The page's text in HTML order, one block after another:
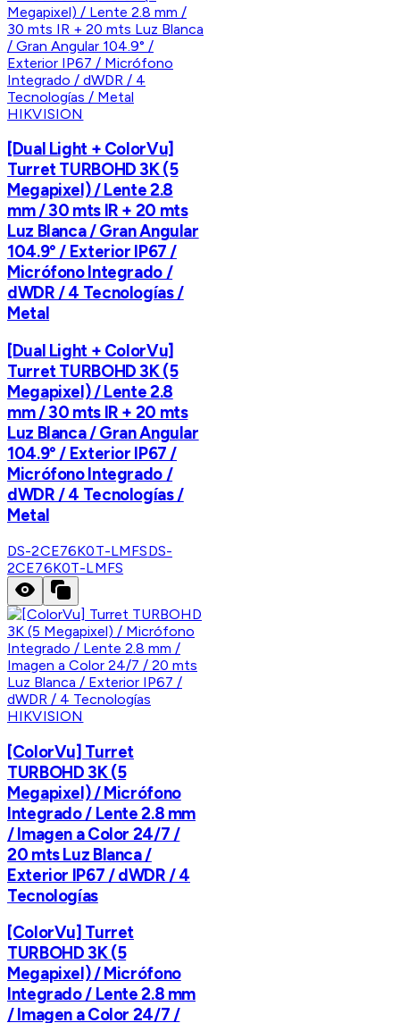
HIKVISION
[Dual Light + ColorVu]
Turret TURBOHD 3K (5
Megapixel) / Lente 2.8
mm / 30 mts IR + 20 mts
Luz Blanca / Gran Angular
104.9° / Exterior IP67 /
Micrófono Integrado /
dWDR / 4 Tecnologías /
Metal
[Dual Light + ColorVu]
Turret TURBOHD 3K (5
Megapixel) / Lente 2.8
mm / 30 mts IR + 20 mts
Luz Blanca / Gran Angular
104.9° / Exterior IP67 /
Micrófono Integrado /
dWDR / 4 Tecnologías /
Metal
DS-2CE76K0T-LMFSDS-
2CE76K0T-LMFS
HIKVISION
[ColorVu] Turret
TURBOHD 3K (5
Megapixel) / Micrófono
Integrado / Lente 2.8 mm
/ Imagen a Color 24/7 /
20 mts Luz Blanca /
Exterior IP67 / dWDR / 4
Tecnologías
[ColorVu] Turret
TURBOHD 3K (5
Megapixel) / Micrófono
Integrado / Lente 2.8 mm
/ Imagen a Color 24/7 /